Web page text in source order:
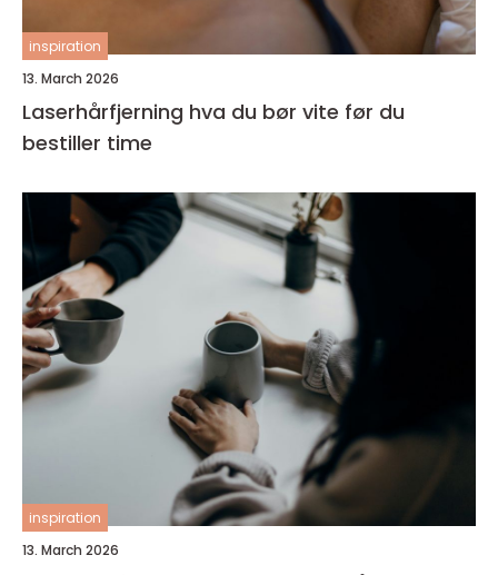
inspiration
13. March 2026
Laserhårfjerning hva du bør vite før du
bestiller time
inspiration
13. March 2026